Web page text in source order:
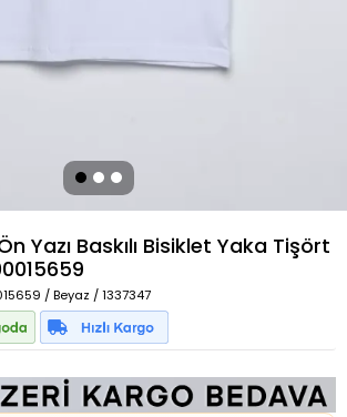
Yazı Baskılı Bisiklet Yaka Tişört
/ Beyaz / 1337347